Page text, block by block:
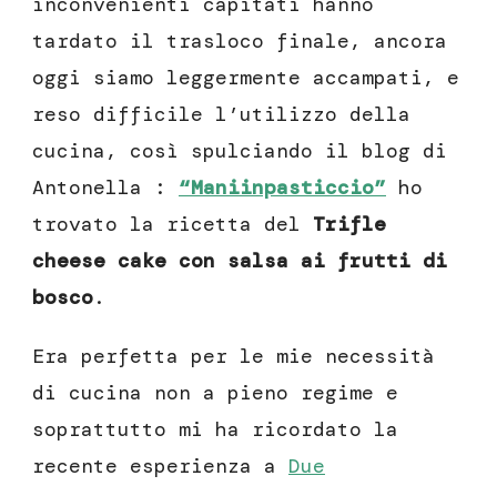
tardato il trasloco finale, ancora
oggi siamo leggermente accampati, e
reso difficile l’utilizzo della
cucina, così spulciando il blog di
Antonella : “Maniinpasticcio” ho
trovato la ricetta del Trifle
cheese cake con salsa ai frutti di
bosco.
Era perfetta per le mie necessità
di cucina non a pieno regime e
soprattutto mi ha ricordato la
recente esperienza a Due